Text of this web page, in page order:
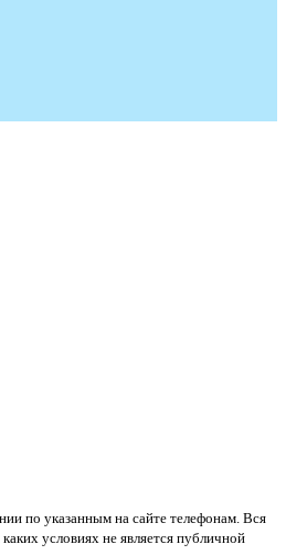
по указанным на сайте телефонам. Вся
условиях не является публичной